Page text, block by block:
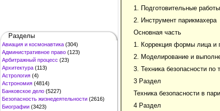
Разделы
Авиация и космонавтика (304)
Административное право (123)
Арбитражный процесс (23)
Архитектура (113)
Астрология (4)
Астрономия (4814)
Банковское дело (5227)
Безопасность жизнедеятельности (2616)
Биографии (3423)
1. Подготовительные работы
2. Инструмент парикмахера
Основная часть
1. Коррекция формы лица и
2. Моделирование и
3. Техника безопасности по
3 Раздел
Техника безопасности в
4 Раздел